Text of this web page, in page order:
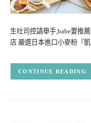
生吐司控請舉手,babe要推
店 嚴選日本進口小麥粉『
CONTINUE READING